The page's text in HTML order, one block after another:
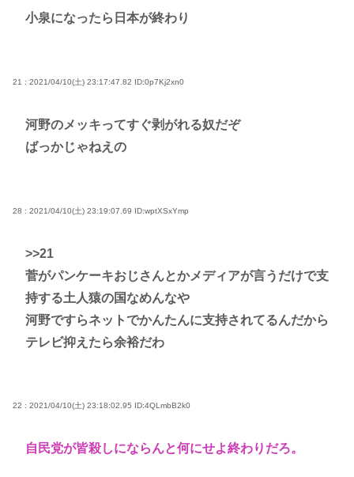
小泉になったら日本が終わり
21 : 2021/04/10(土) 23:17:47.82 ID:0p7Kj2xn0
河野のメッキってすぐ剥がれる奴だぞ
ばっかじゃねえの
28 : 2021/04/10(土) 23:19:07.69 ID:wptXSxYmp
>>21
菅がパンケーキおじさんとかメディアが言うだけで支
持する土人猿の国なめんなや
河野ですらネットでかんたんに支持されてるんだから
テレビ抑えたら余裕だわ
22 : 2021/04/10(土) 23:18:02.95 ID:4QLmbB2k0
自民党が皆殺しにならんと何にせよ終わりだろ。